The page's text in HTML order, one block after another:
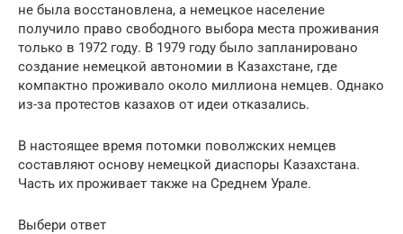
не была восстановлена, а немецкое население
получило право свободного выбора места проживания
только в 1972 году. В 1979 году было запланировано
создание немецкой автономии в Казахстане, где
компактно проживало около миллиона немцев. Однако
из-за протестов казахов от идеи отказались.
В настоящее время потомки поволжских немцев
составляют основу немецкой диаспоры Казахстана.
Часть их проживает также на Среднем Урале.
Выбери ответ